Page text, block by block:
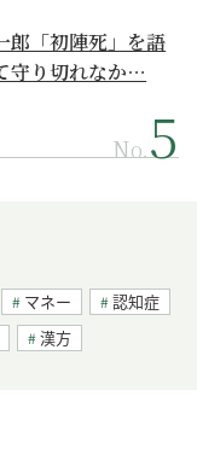
郎「初陣死」を語
守り切れなか…
No.
マネー
認知症
漢方